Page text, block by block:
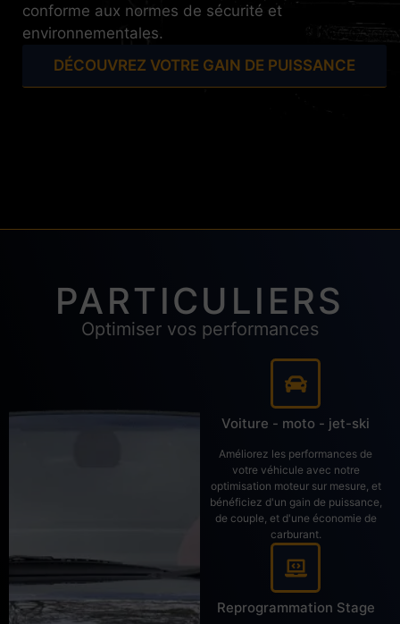
conforme aux normes de sécurité et
environnementales.
DÉCOUVREZ VOTRE GAIN DE PUISSANCE
PARTICULIERS
Optimiser vos performances
Voiture - moto - jet-ski
Améliorez les performances de
votre véhicule avec notre
optimisation moteur sur mesure, et
bénéficiez d'un gain de puissance,
de couple, et d'une économie de
carburant.
Reprogrammation Stage